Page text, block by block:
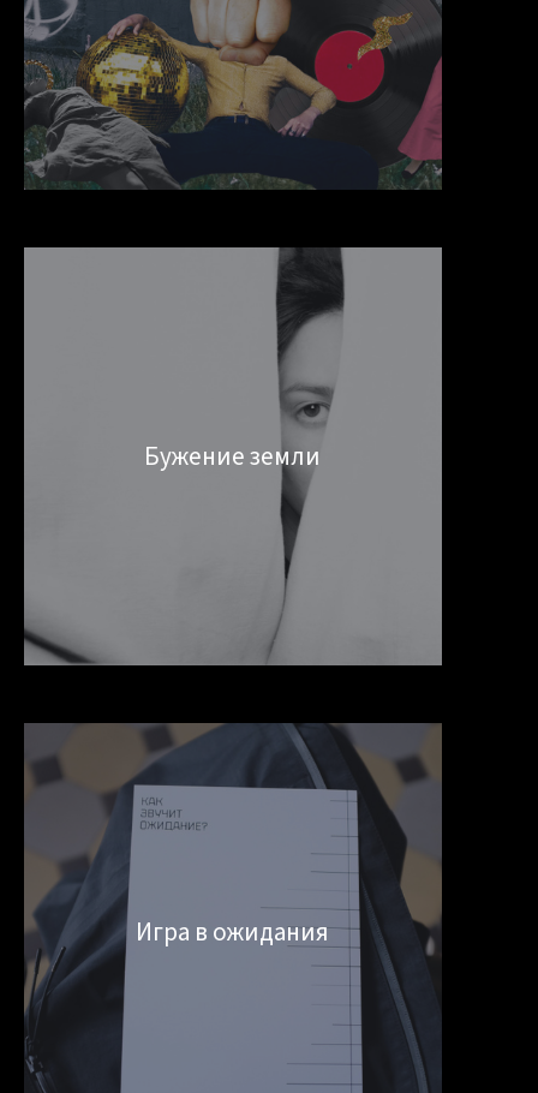
Бужение земли
Игра в ожидания